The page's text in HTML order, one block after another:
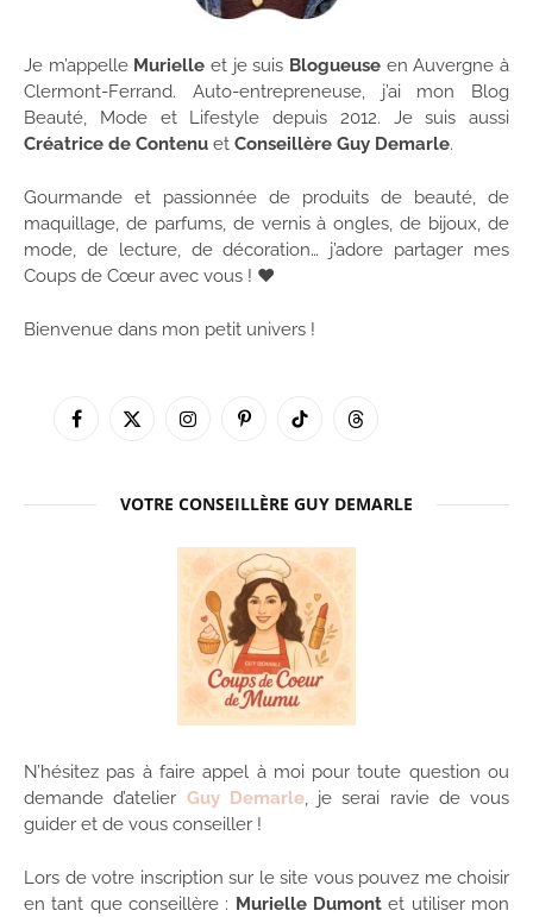
Je m’appelle Murielle et je suis Blogueuse en Auvergne à
Clermont-Ferrand. Auto-entrepreneuse, j’ai mon Blog
Beauté, Mode et Lifestyle depuis 2012. Je suis aussi
Créatrice de Contenu et Conseillère Guy Demarle.
Gourmande et passionnée de produits de beauté, de
maquillage, de parfums, de vernis à ongles, de bijoux, de
mode, de lecture, de décoration… j’adore partager mes
Coups de Cœur avec vous ! ♥
Bienvenue dans mon petit univers !
Facebook
X
InstagramPinterestTikTok Threads
VOTRE CONSEILLÈRE GUY DEMARLE
N’hésitez pas à faire appel à moi pour toute question ou
demande d’atelier Guy Demarle, je serai ravie de vous
guider et de vous conseiller !
Lors de votre inscription sur le site vous pouvez me choisir
en tant que conseillère : Murielle Dumont et utiliser mon